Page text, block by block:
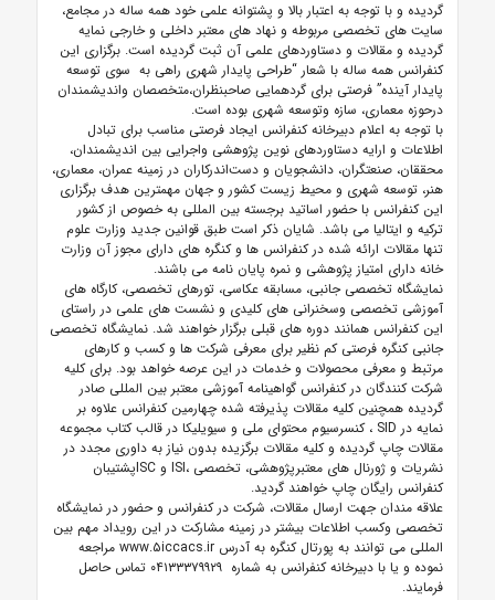
گردیده و با توجه به اعتبار بالا و پشتوانه علمی خود همه ساله در مجامع،
سایت های تخصصی مربوطه و نهاد های معتبر داخلی و خارجی نمایه
گردیده و مقالات و دستاوردهای علمی آن ثبت گردیده است. برگزاری این
کنفرانس همه ساله با شعار “طراحی پایدار شهری راهی به سوی توسعه
پایدار آینده” فرصتی برای گردهمایی صاحبنظران،متخصصان واندیشمندان
درحوزه معماری، سازه وتوسعه شهری بوده است.
با توجه به اعلام دبیرخانه کنفرانس ایجاد فرصتی مناسب برای تبادل
اطلاعات و ارایه دستاوردهای نوین پژوهشی واجرایی بین اندیشمندان،
محققان، صنعتگران، دانشجویان و دست‌اندرکاران در زمینه عمران، معماری،
هنر، توسعه شهری و محیط زیست کشور و جهان مهمترین هدف برگزاری
این کنفرانس با حضور اساتید برجسته بین المللی به خصوص از کشور
ترکیه و ایتالیا می باشد. شایان ذکر است طبق قوانین جدید وزارت علوم
تنها مقالات ارائه شده در کنفرانس ها و کنگره های دارای مجوز آن وزارت
خانه دارای امتیاز پژوهشی و نمره پایان نامه می باشند.
نمایشگاه تخصصی جانبی، مسابقه عکاسی، تورهای تخصصی، کارگاه های
آموزشی تخصصی وسخنرانی های کلیدی و نشست های علمی در راستای
این کنفرانس همانند دوره های قبلی برگزار خواهند شد. نمایشگاه تخصصی
جانبی کنگره فرصتی کم نظیر برای معرفی شرکت ها و کسب و کارهای
مرتبط و معرفی محصولات و خدمات در این عرصه خواهد بود. برای کلیه
شرکت کنندگان در کنفرانس گواهینامه آموزشی معتبر بین المللی صادر
گردیده همچنین کلیه مقالات پذیرفته شده چهارمین کنفرانس علاوه بر
نمایه در SID ، کنسرسیوم محتوای ملی و سیویلیکا در قالب کتاب مجموعه
مقالات چاپ گردیده و کلیه مقالات برگزیده بدون نیاز به داوری مجدد در
نشریات و ژورنال های معتبرپژوهشی، تخصصی ،ISI و ISCپشتیبان
کنفرانس رایگان چاپ خواهند گردید.
علاقه مندان جهت ارسال مقالات، شرکت در کنفرانس و حضور در نمایشگاه
تخصصی وکسب اطلاعات بیشتر در زمینه مشارکت در این رویداد مهم بین
المللی می توانند به پورتال کنگره به آدرس www.۵iccacs.ir مراجعه
نموده
و یا با دبیرخانه کنفرانس به شماره ۰۴۱۳۳۳۷۹۹۲۹ تماس حاصل
فرمایند.